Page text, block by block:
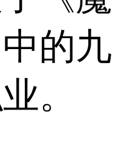
的九
。